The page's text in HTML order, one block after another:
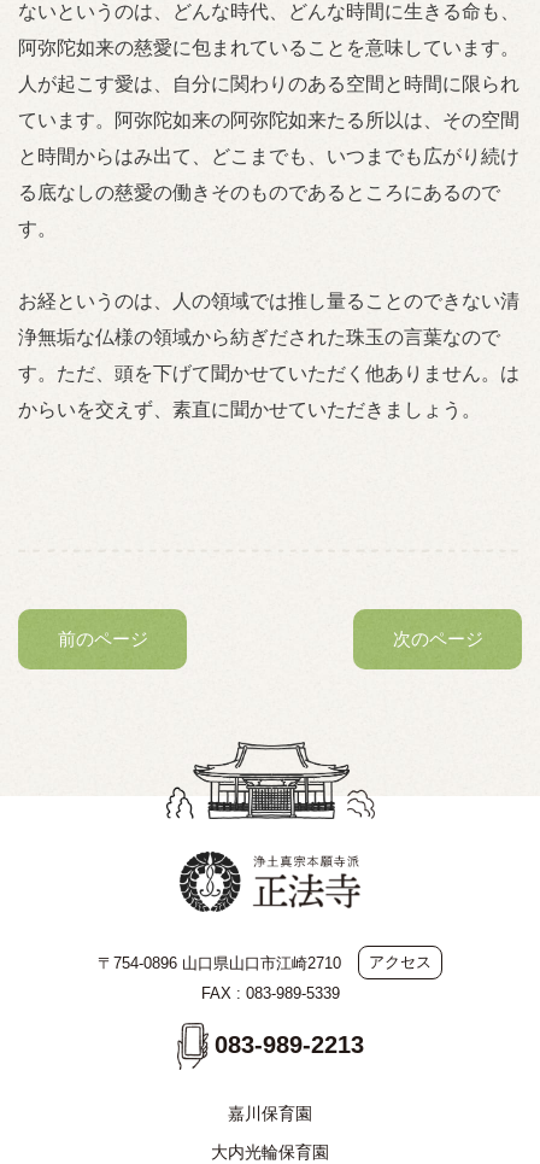
ないというのは、どんな時代、どんな時間に生きる命も、
阿弥陀如来の慈愛に包まれていることを意味しています。
人が起こす愛は、自分に関わりのある空間と時間に限られ
ています。阿弥陀如来の阿弥陀如来たる所以は、その空間
と時間からはみ出て、どこまでも、いつまでも広がり続け
る底なしの慈愛の働きそのものであるところにあるので
す。
お経というのは、人の領域では推し量ることのできない清
浄無垢な仏様の領域から紡ぎだされた珠玉の言葉なので
す。ただ、頭を下げて聞かせていただく他ありません。は
からいを交えず、素直に聞かせていただきましょう。
前のページ 次のページ
〒754-0896 山口県山口市江崎2710
アクセス
FAX : 083-989-5339
083-989-2213
嘉川保育園
大内光輪保育園